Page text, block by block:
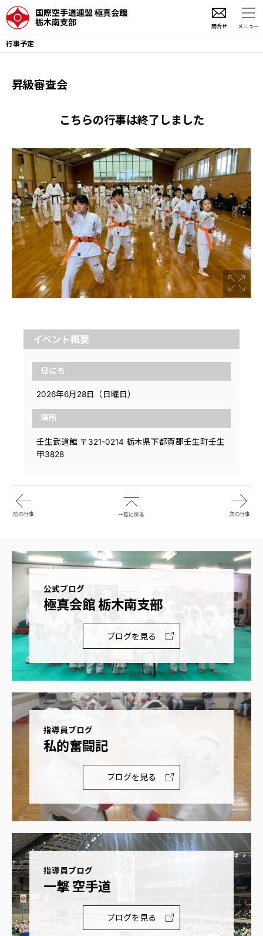
国際空手道連盟 極真会館
栃木南支部
メニュー
問合せ
行事予定
昇級審査会
こちらの行事は終了しました
イベント概要
日にち
2026年6月28日（日曜日）
場所
壬生武道館 〒321-0214 栃木県下都賀郡壬生町壬生
甲3828
前の行事 一覧に戻る 次の行事
公式ブログ
極真会館 栃木南支部
ブログを見る
指導員ブログ
私的奮闘記
ブログを見る
指導員ブログ
一撃 空手道
ブログを見る